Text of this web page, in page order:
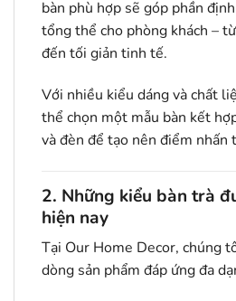
bàn phù hợp sẽ góp phần
tổng thể cho phòng khách –
đến tối giản tinh tế.
Với nhiều kiểu dáng và chất
thể chọn một mẫu bàn kết
và đèn để tạo nên điểm nhấn
2. Những kiểu bàn trà
hiện nay
Tại Our Home Decor, chúng
dòng sản phẩm đáp ứng đa